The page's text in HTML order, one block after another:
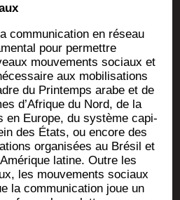
com­mu­ni­ca­tion en réseau
pour per­mettre
mou­ve­ments sociaux et
aux mobi­li­sa­tions
du Prin­temps arabe et de
d’Afrique du Nord, de la
en Europe, du sys­tème capi­
des États, ou encore des
orga­ni­sées au Bré­sil et
latine. Outre les
les mou­ve­ments sociaux
la com­mu­ni­ca­tion joue un